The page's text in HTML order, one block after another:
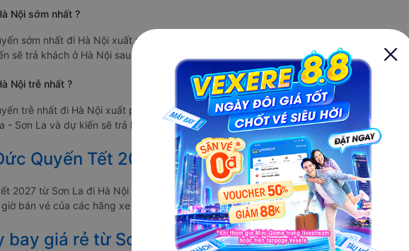
Nội sớm nhất ?
sớm nhất đi Hà Nội xuất phát vào lúc 20:00 là của hãng xe Đức Quyến. Nhà xe
sẽ trả khách ở Hà Nội sau 7 giờ.
Nội trễ nhất ?
trễ nhất đi Hà Nội xuất phát vào lúc 21:00 là của hãng xe Đức Quyến. Nhà xe Đức
- Sơn La và dự kiến sẽ trả khách ở Hà Nội sau 7 giờ.
Quyến Tết 2027 từ Sơn La đi Hà Nội
2027 từ Sơn La đi Hà Nội vẫn chưa được công bố. Vexere.com sẽ sớm thông báo
bán vé của các hãng xe khách đi tuyến đường Sơn La - Hà Nội và Hà Nội - Sơn La
bay giá rẻ từ Sơn La đi Hà Nội